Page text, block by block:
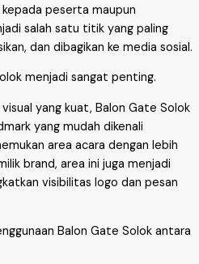
peserta maupun
salah satu titik yang paling
dan dibagikan ke media sosial.
menjadi sangat penting.
yang kuat, Balon Gate Solok
yang mudah dikenali
area acara dengan lebih
brand, area ini juga menjadi
visibilitas logo dan pesan
Balon Gate Solok antara